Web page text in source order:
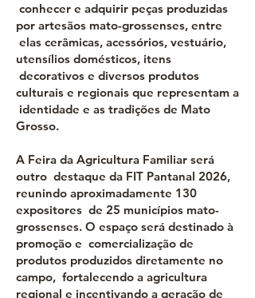
conhecer e adquirir peças produzidas
por artesãos mato-grossenses, entre
elas cerâmicas, acessórios, vestuário,
utensílios domésticos, itens
decorativos e diversos produtos
culturais e regionais que representam a
identidade e as tradições de Mato
Grosso.
A Feira da Agricultura Familiar será
outro destaque da FIT Pantanal 2026,
reunindo aproximadamente 130
expositores de 25 municípios mato-
grossenses. O espaço será destinado à
promoção e comercialização de
produtos produzidos diretamente no
campo, fortalecendo a agricultura
regional e incentivando a geração de